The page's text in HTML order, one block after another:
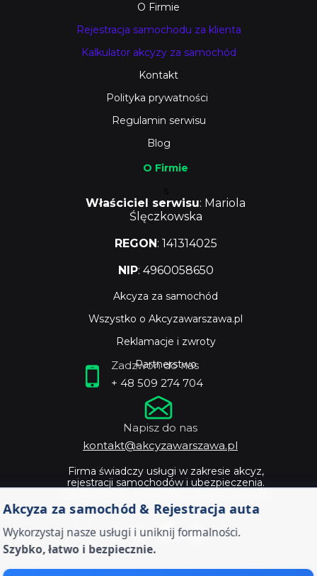
Akcyza za samochód & Rejestracja auta
Wykorzystaj nasze usługi i uniknij formalności.
Szybko, łatwo i bezpiecznie.
Firma świadczy usługi w zakresie akcyz,
rejestracji samochodów i ubezpieczenia.
Zadzwoń do nas
+ 48 509 274 704
Napisz do nas
kontakt@akcyzawarszawa.pl
O Firmie
Właściciel serwisu: Mariola
Ślęczkowska
REGON: 141314025
NIP: 4960058650
Akcyza za samochód
Wszystko o Akcyzawarszawa.pl
Reklamacje i zwroty
Partnerstwo
O Firmie
Rejestracja samochodu za klienta
Kalkulator akcyzy za samochód
Kontakt
Polityka prywatności
Regulamin serwisu
Blog